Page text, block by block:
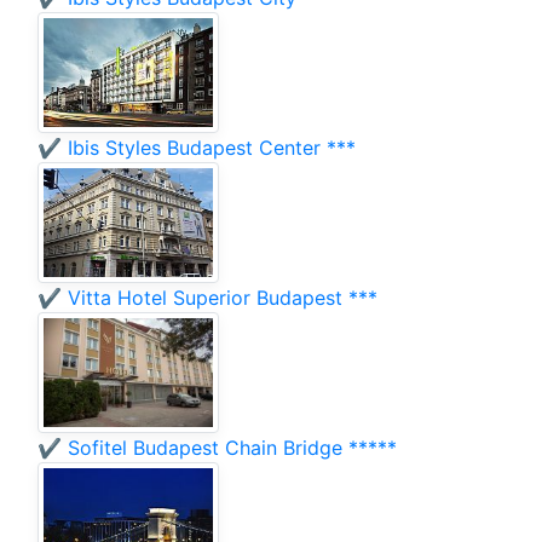
✔️ Ibis Styles Budapest Center ***
✔️ Vitta Hotel Superior Budapest ***
✔️ Sofitel Budapest Chain Bridge *****